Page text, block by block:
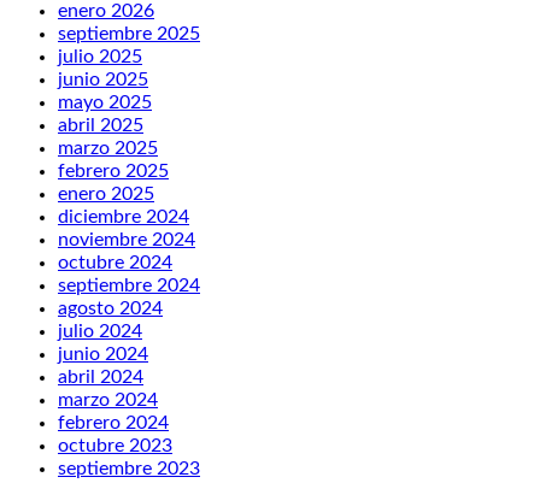
enero 2026
septiembre 2025
julio 2025
junio 2025
mayo 2025
abril 2025
marzo 2025
febrero 2025
enero 2025
diciembre 2024
noviembre 2024
octubre 2024
septiembre 2024
agosto 2024
julio 2024
junio 2024
abril 2024
marzo 2024
febrero 2024
octubre 2023
septiembre 2023